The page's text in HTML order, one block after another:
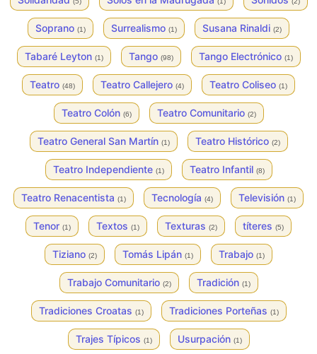
Soprano (1) Surrealismo (1) Susana Rinaldi (2)
Tabaré Leyton (1) Tango (98) Tango Electrónico (1)
Teatro (48) Teatro Callejero (4) Teatro Coliseo (1)
Teatro Colón (6) Teatro Comunitario (2)
Teatro General San Martín (1) Teatro Histórico (2)
Teatro Independiente (1) Teatro Infantil (8)
Teatro Renacentista (1) Tecnología (4) Televisión (1)
Tenor (1) Textos (1) Texturas (2) títeres (5)
Tiziano (2) Tomás Lipán (1) Trabajo (1)
Trabajo Comunitario (2) Tradición (1)
Tradiciones Croatas (1) Tradiciones Porteñas (1)
Trajes Típicos (1) Usurpación (1)